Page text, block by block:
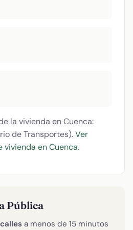
la vivienda en Cuenca:
de Transportes).Ver
en Cuenca.
Pública
a menos de 15 minutos